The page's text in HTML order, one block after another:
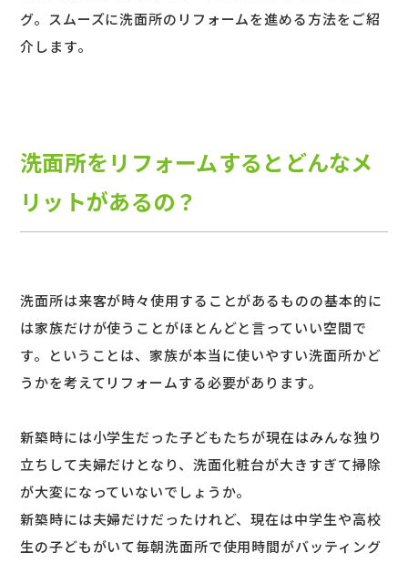
グ。スムーズに洗面所のリフォームを進める方法をご紹
介します。
洗面所をリフォームするとどんなメ
リットがあるの？
洗面所は来客が時々使用することがあるものの基本的に
は家族だけが使うことがほとんどと言っていい空間で
す。ということは、家族が本当に使いやすい洗面所かど
うかを考えてリフォームする必要があります。
新築時には小学生だった子どもたちが現在はみんな独り
立ちして夫婦だけとなり、洗面化粧台が大きすぎて掃除
が大変になっていないでしょうか。
新築時には夫婦だけだったけれど、現在は中学生や高校
生の子どもがいて毎朝洗面所で使用時間がバッティング